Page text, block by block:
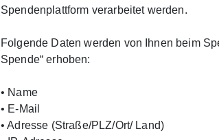
Spendenplattform verarbeitet werden.
Folgende Daten werden von Ihnen beim
Spende“ erhoben:
• Name
• E-Mail
• Adresse (Straße/PLZ/Ort/ Land)